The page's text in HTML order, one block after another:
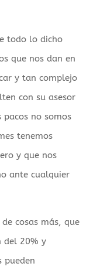
todo lo dicho
que nos dan en
y tan complejo
con su asesor
no somos
tenemos
y que nos
ante cualquier
cosas más, que
del 20% y
pueden